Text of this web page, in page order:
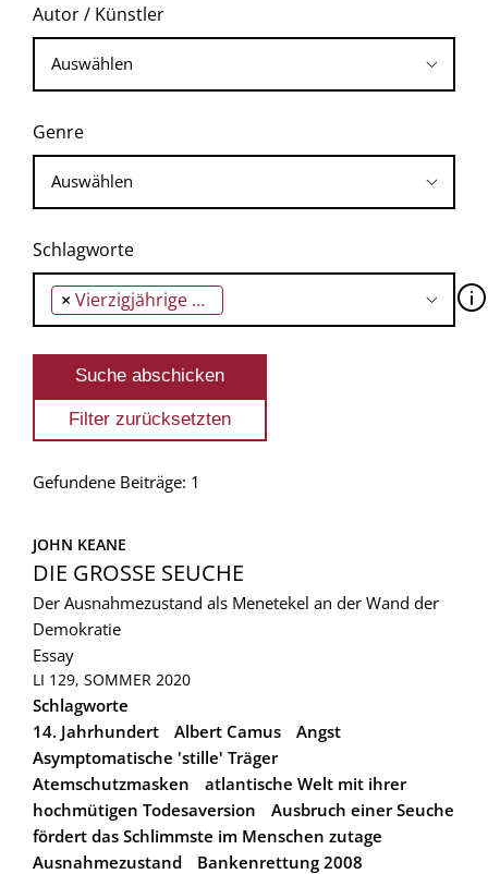
Autor / Künstler
Genre
Schlagworte
× Vierzigjährige Ära des Neoliberalismus 🛈
Gefundene Beiträge: 1
JOHN KEANE
DIE GROSSE SEUCHE
Der Ausnahmezustand als Menetekel an der Wand der
Demokratie
Essay
LI 129, SOMMER 2020
Schlagworte
14. Jahrhundert
Albert Camus
Angst
Asymptomatische 'stille' Träger
Atemschutzmasken
atlantische Welt mit ihrer
hochmütigen Todesaversion
Ausbruch einer Seuche
fördert das Schlimmste im Menschen zutage
Ausnahmezustand
Bankenrettung 2008